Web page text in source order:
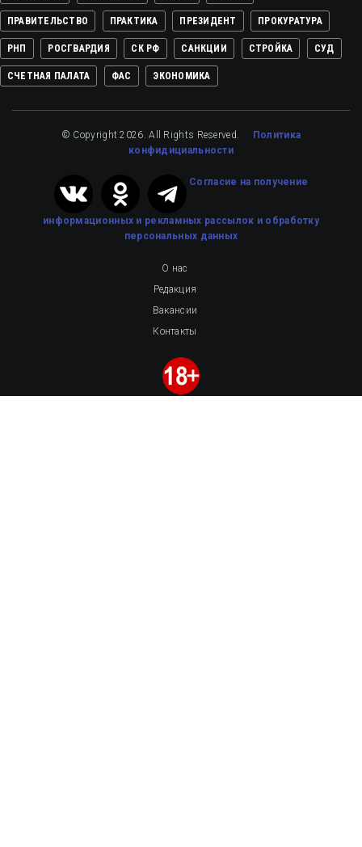
ПРАВИТЕЛЬСТВО ПРАКТИКА ПРЕЗИДЕНТ ПРОКУРАТУРА
РНП РОСГВАРДИЯ СК РФ САНКЦИИ СТРОЙКА СУД
СЧЕТНАЯ ПАЛАТА ФАС ЭКОНОМИКА
© Copyright 2026. All Rights Reserved. Политика
конфидициальности
Cогласие на получение
информационных и рекламных рассылок и обработку
персональных данных
О нас
Редакция
Вакансии
Контакты